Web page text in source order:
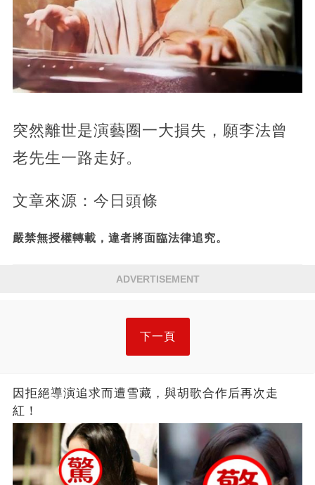
突然離世是演藝圈一大損失，願李法曾
老先生一路走好。
文章來源：今日頭條
嚴禁無授權轉載，違者將面臨法律追究。
ADVERTISEMENT
下一頁
因拒絕導演追求而遭雪藏，與胡歌合作后再次走
紅！